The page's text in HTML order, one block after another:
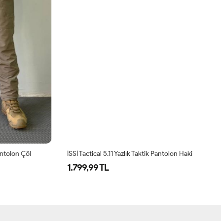
Çöl İSSİ Tactical 5.11 Yazlık Taktik Pantolon Haki
1.799,99 TL